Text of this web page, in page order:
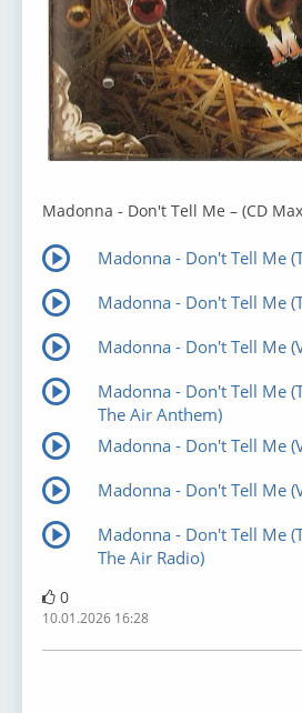
Madonna - ⁣Don't Tell Me – (CD
Madonna - Don't Tell Me
Madonna - Don't Tell Me
Madonna - Don't Tell Me
Madonna - Don't Tell Me
The Air Anthem)
Madonna - Don't Tell Me
Madonna - Don't Tell Me
Madonna - Don't Tell Me
The Air Radio)
0
10.01.2026 16:28